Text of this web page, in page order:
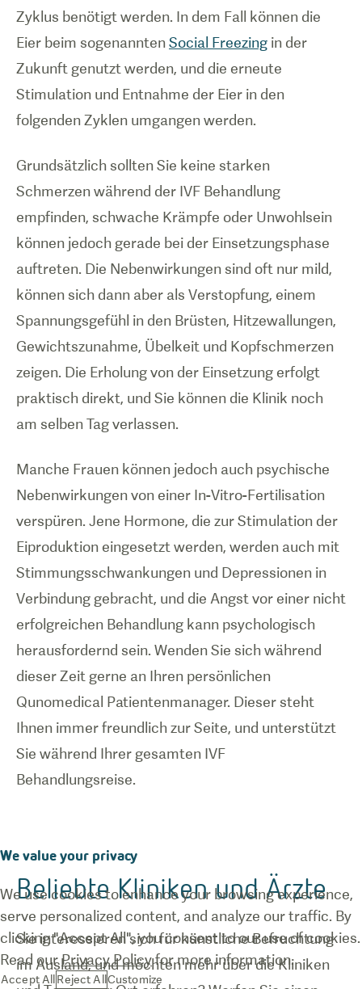
Zyklus benötigt werden. In dem Fall können die
Eier beim sogenanntenSocial Freezing in der
Zukunft genutzt werden, und die erneute
Stimulation und Entnahme der Eier in den
folgenden Zyklen umgangen werden.
Grundsätzlich sollten Sie keine starken
Schmerzen während der IVF Behandlung
empfinden, schwache Krämpfe oder Unwohlsein
können jedoch gerade bei der Einsetzungsphase
auftreten. Die Nebenwirkungen sind oft nur mild,
können sich dann aber als Verstopfung, einem
Spannungsgefühl in den Brüsten, Hitzewallungen,
Gewichtszunahme, Übelkeit und Kopfschmerzen
zeigen. Die Erholung von der Einsetzung erfolgt
praktisch direkt, und Sie können die Klinik noch
am selben Tag verlassen.
Manche Frauen können jedoch auch psychische
Nebenwirkungen von einer In-Vitro-Fertilisation
verspüren. Jene Hormone, die zur Stimulation der
Eiproduktion eingesetzt werden, werden auch mit
Stimmungsschwankungen und Depressionen in
Verbindung gebracht, und die Angst vor einer nicht
erfolgreichen Behandlung kann psychologisch
herausfordernd sein. Wenden Sie sich während
dieser Zeit gerne an Ihren persönlichen
Qunomedical Patientenmanager. Dieser steht
Ihnen immer freundlich zur Seite, und unterstützt
Sie während Ihrer gesamten IVF
Behandlungsreise.
Beliebte Kliniken und Ärzte
Sie interessieren sich für künstliche Befruchtung
im Ausland, und möchten mehr über die Kliniken
We value your privacy
We use cookies to enhance your browsing experience,
serve personalized content, and analyze our traffic. By
clicking "Accept All", you consent to our use of cookies.
Read ourPrivacy Policyfor more information.
Accept All Reject All Customize